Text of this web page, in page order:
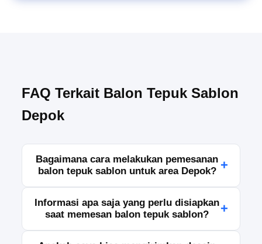
FAQ Terkait Balon Tepuk Sablon
Depok
Bagaimana cara melakukan pemesanan
balon tepuk sablon untuk area Depok? +
menghubungi tim kami melalui WhatsApp, telepon,
atau formulir pemesanan yang tersedia.
Sampaikan kebutuhan Anda, seperti jumlah,
Informasi apa saja yang perlu disiapkan
saat memesan balon tepuk sablon?
+